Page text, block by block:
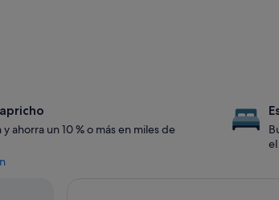
y ahorra un 10 % o más en miles de